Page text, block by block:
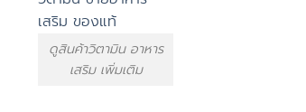
ดูสินค้าวิตามิน อาหาร
เสริม เพิ่มเติม